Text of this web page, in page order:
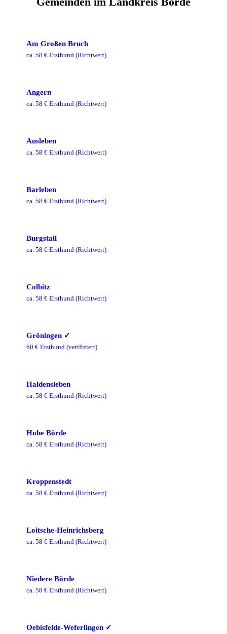
Am Großen Bruch
ca. 58 € Ersthund (Richtwert)
Angern
ca. 58 € Ersthund (Richtwert)
Ausleben
ca. 58 € Ersthund (Richtwert)
Barleben
ca. 58 € Ersthund (Richtwert)
Burgstall
ca. 58 € Ersthund (Richtwert)
Colbitz
ca. 58 € Ersthund (Richtwert)
Gröningen ✓
60 € Ersthund (verifiziert)
Haldensleben
ca. 58 € Ersthund (Richtwert)
Hohe Börde
ca. 58 € Ersthund (Richtwert)
Kroppenstedt
ca. 58 € Ersthund (Richtwert)
Loitsche-Heinrichsberg
ca. 58 € Ersthund (Richtwert)
Niedere Börde
ca. 58 € Ersthund (Richtwert)
Oebisfelde-Weferlingen ✓